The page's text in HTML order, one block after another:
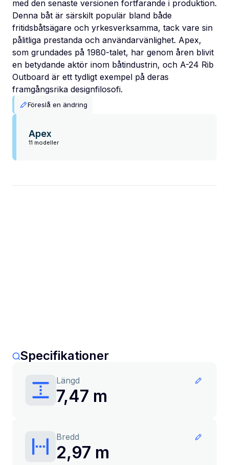
med den senaste versionen fortfarande i produktion.
Denna båt är särskilt populär bland både
fritidsbåtsägare och yrkesverksamma, tack vare sin
pålitliga prestanda och användarvänlighet. Apex,
som grundades på 1980-talet, har genom åren blivit
en betydande aktör inom båtindustrin, och A-24 Rib
Outboard är ett tydligt exempel på deras
framgångsrika designfilosofi.
Föreslå en ändring
Apex
11 modeller
Specifikationer
Längd
7,47 m
Bredd
2,97 m